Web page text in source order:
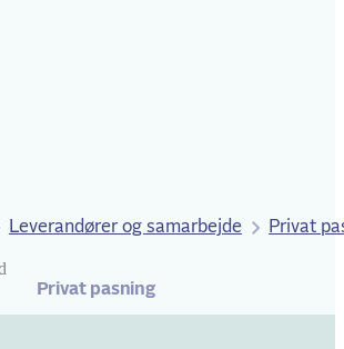
Leverandører og samarbejde Privat
Privat pasning
senest opdateret 9. juni 2026